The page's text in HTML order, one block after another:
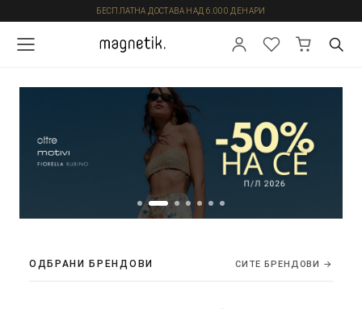
БЕСПЛАТНА ДОСТАВА НАД 6.000 ДЕНАРИ
ОДБРАНИ БРЕНДОВИ СИТЕ БРЕНДОВИ →